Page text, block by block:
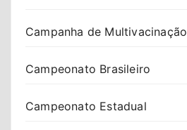
Campanha de Multivacinação
Campeonato Brasileiro
Campeonato Estadual